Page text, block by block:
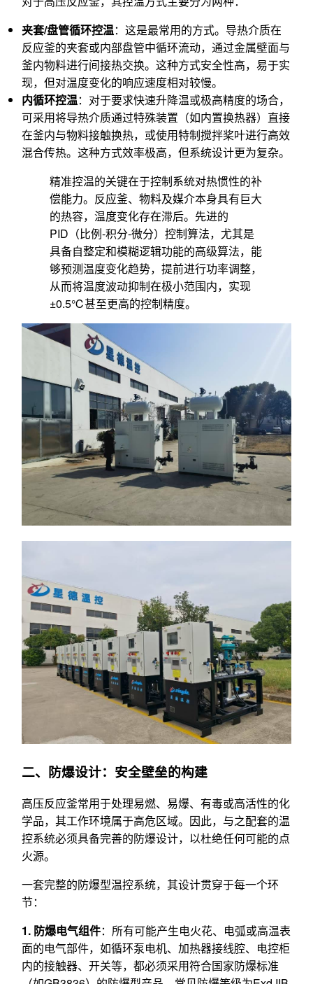
夹套/盘管循环控温：这是最常用的方式。导热介质在
反应釜的夹套或内部盘管中循环流动，通过金属壁面与
釜内物料进行间接热交换。这种方式安全性高，易于实
现，但对温度变化的响应速度相对较慢。
内循环控温：对于要求快速升降温或极高精度的场合，
可采用将导热介质通过特殊装置（如内置换热器）直接
在釜内与物料接触换热，或使用特制搅拌桨叶进行高效
混合传热。这种方式效率极高，但系统设计更为复杂。
精准控温的关键在于控制系统对热惯性的补
偿能力。反应釜、物料及媒介本身具有巨大
的热容，温度变化存在滞后。先进的
PID（比例-积分-微分）控制算法，尤其是
具备自整定和模糊逻辑功能的高级算法，能
够预测温度变化趋势，提前进行功率调整，
从而将温度波动抑制在极小范围内，实现
±0.5℃甚至更高的控制精度。
二、防爆设计：安全壁垒的构建
高压反应釜常用于处理易燃、易爆、有毒或高活性的化
学品，其工作环境属于高危区域。因此，与之配套的温
控系统必须具备完善的防爆设计，以杜绝任何可能的点
火源。
一套完整的防爆型温控系统，其设计贯穿于每一个环
节：
1. 防爆电气组件：所有可能产生电火花、电弧或高温表
面的电气部件，如循环泵电机、加热器接线腔、电控柜
内的接触器、开关等，都必须采用符合国家防爆标准